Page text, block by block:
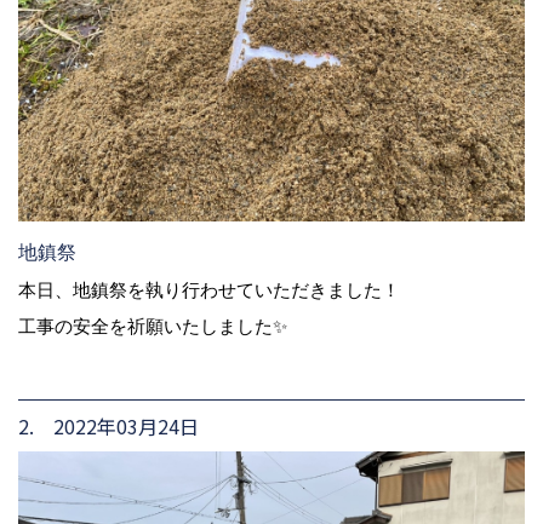
地鎮祭
本日、地鎮祭を執り行わせていただきました！
工事の安全を祈願いたしました✨
2. 2022年03月24日